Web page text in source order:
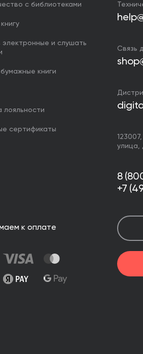
с библиотеками
электронные и слушать
бумажные книги
лояльности
сертификаты
к оплате
Связь
123007,
улица,
8
+7